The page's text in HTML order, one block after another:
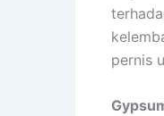
pernis